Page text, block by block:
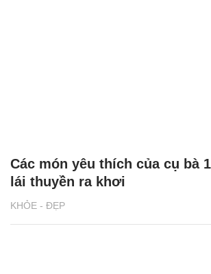
KHỎE - ĐẸP
Các món yêu thích của cụ bà
lái thuyền ra khơi